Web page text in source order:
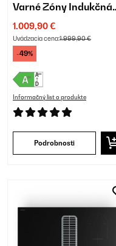
Varné Zóny Indukčná
Doska s Odsávaním
Čierna
1.009,90 €
Uvádzacia cena:1.999,90 €
-49%
Informačný list o produkte
Podrobnosti